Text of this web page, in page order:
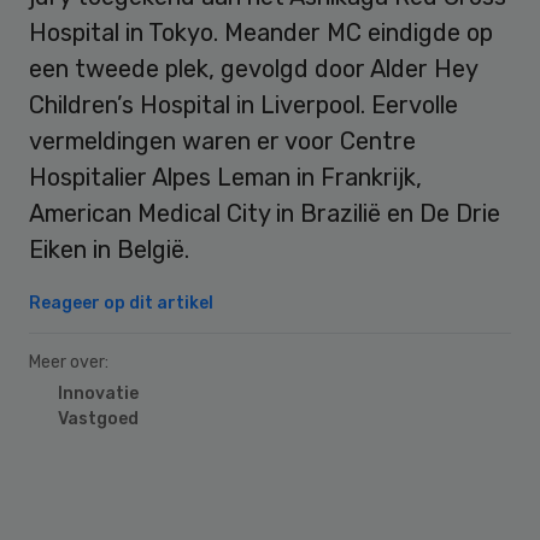
Hospital in Tokyo. Meander MC eindigde op
een tweede plek, gevolgd door Alder Hey
Children’s Hospital in Liverpool. Eervolle
vermeldingen waren er voor Centre
Hospitalier Alpes Leman in Frankrijk,
American Medical City in Brazilië en De Drie
Eiken in België.
Reageer op dit artikel
Meer over:
Innovatie
Vastgoed